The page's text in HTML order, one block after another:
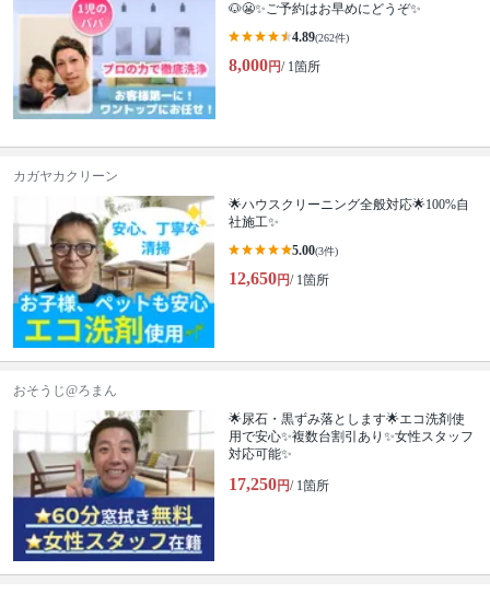
🐶😬✨ご予約はお早めにどうぞ✨
4.89(262件)
8,000円/ 1箇所
カガヤカクリーン
🌟ハウスクリーニング全般対応🌟100%自
社施工✨
5.00(3件)
12,650円/ 1箇所
おそうじ@ろまん
🌟尿石・黒ずみ落とします🌟エコ洗剤使
用で安心✨複数台割引あり✨女性スタッフ
対応可能✨
17,250円/ 1箇所